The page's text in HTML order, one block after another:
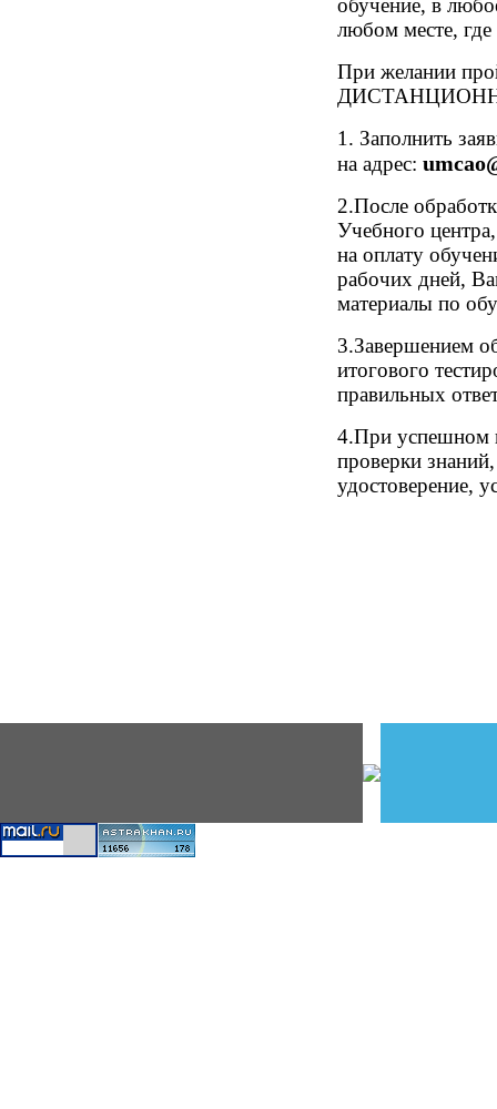
обучение, в
любом месте, где
При желании
1. Заполнить
на адрес:
2.После
Учебного
на оплату
рабочих дней,
материалы по
3.Завершением
итогового
правильных
4.При успешном
проверки
удостоверение,